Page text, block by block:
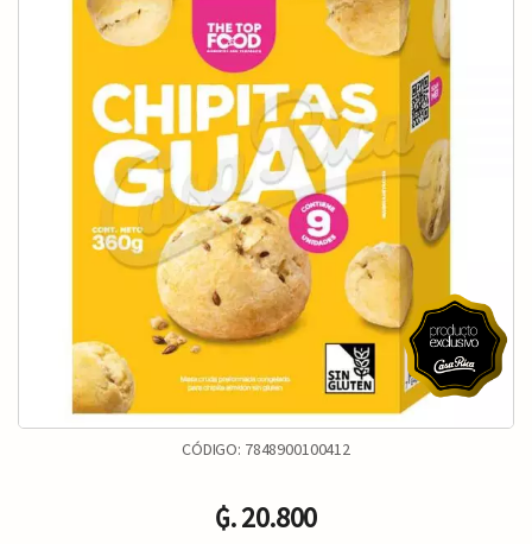
CÓDIGO: 7848900100412
₲. 20.800